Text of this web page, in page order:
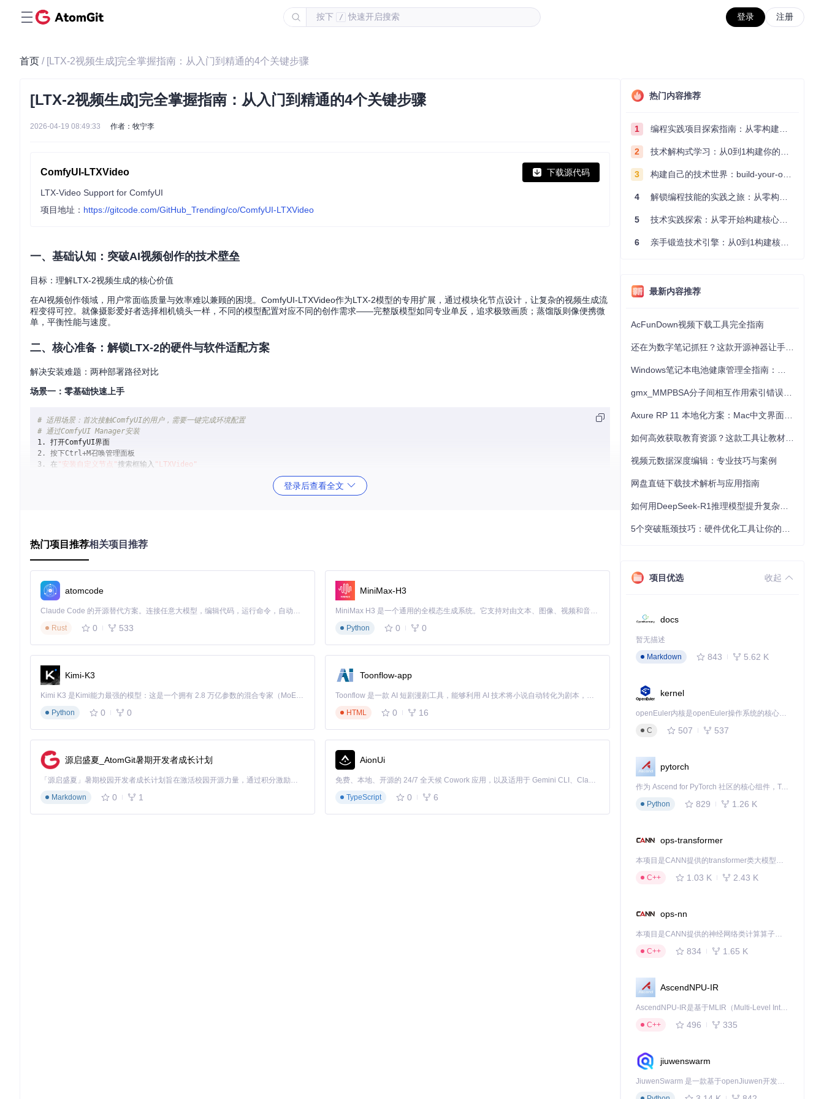
按下 / 快速开启搜索 登录 注册
首页 / [LTX-2视频生成]完全掌握指南：从入门到精通的4个关键步骤
[LTX-2视频生成]完全掌握指南：从入门到精通的4个关键步骤
2026-04-19 08:49:33 作者：牧宁李
ComfyUI-LTXVideo 下载源代码
LTX-Video Support for ComfyUI
项目地址： https://gitcode.com/GitHub_Trending/co/ComfyUI-LTXVideo
一、基础认知：突破AI视频创作的技术壁垒
目标：理解LTX-2视频生成的核心价值
在AI视频创作领域，用户常面临质量与效率难以兼顾的困境。ComfyUI-LTXVideo作为LTX-2模型的专用扩展，通过模块化节点设计，让复杂的视频生成流
程变得可控。就像摄影爱好者选择相机镜头一样，不同的模型配置对应不同的创作需求——完整版模型如同专业单反，追求极致画质；蒸馏版则像便携微
单，平衡性能与速度。
二、核心准备：解锁LTX-2的硬件与软件适配方案
解决安装难题：两种部署路径对比
场景一：零基础快速上手
# 适用场景：首次接触ComfyUI的用户，需要一键完成环境配置
# 通过ComfyUI Manager安装
1. 打开ComfyUI界面
2. 按下Ctrl+M召唤管理面板
3. 在 "安装自定义节点"搜索框输入 "LTXVideo"
git clone
配置选择器：硬件适配方案对比
设备类型
推荐模型 关键参数
显存要求
高端配置
ltx-2-19b-dev.safetensors
中端配置
ltx-2-19b-distilled.safetensors 1080P分辨率，24fps
24-32GB
入门配置
ltx-2-19b-dev-fp8.safetensors
模型文件部署指南
将下载的模型文件按以下结构存放：
LoRA文件 → ComfyUI/models/loras/
编码器文件 → ComfyUI-LTXVideo/gemma_configs/
三、场景应用：掌握三大核心视频创作流程
文本到视频：从创意到动态影像的转化
使用example_workflows目录下的"LTX-2_T2V_Full_wLora.json"工作流，只需三步即可实现：
调整采样步数至50（平衡质量与速度）
登录后查看全文
热门项目推荐相关项目推荐
atomcode
Claude Code 的开源替代方案。连接任意大模型，编辑代码，运行命令，自动验证 — 全自动执行。用 Rust 构建，极致性能。 ｜ An open-source alternative to Claude Code. Connect any LLM, edit code, run commands, and verify changes — autonomously. Built in Rust for speed. Get Started
Rust
0 533
MiniMax-H3
MiniMax H3 是一个通用的全模态生成系统。它支持对由文本、图像、视频和音频组成的多模态上下文进行统一理解，并能生成分辨率高达 2K、时长可达 15 秒的带原生立体声音频的视频。得益于面向任务泛化的系统设计，H3 在预训练阶段就已具备广泛的多模态上下文理解与生成能力，能够出色地执行复杂的多模态指令。
Python
0 0
Kimi-K3
Kimi K3 是Kimi能力最强的模型：这是一个拥有 2.8 万亿参数的混合专家（MoE）模型，具备原生视觉理解能力，并支持 100 万 token 的上下文窗口。
Python
0 0
Toonflow-app
Toonflow 是一款 AI 短剧漫剧工具，能够利用 AI 技术将小说自动转化为剧本，并结合 AI 生成的图片和视频，实现高效的短剧创作。借助 Toonflow，可以轻松完成从文字到影像的全流程，让短剧制作变得更加智能与便捷。
HTML
0 16
源启盛夏_AtomGit暑期开发者成长计划
「源启盛夏」暑期校园开发者成长计划旨在激活校园开源力量，通过积分激励、认证扶持、资源倾斜等形式，引导高校组织和开发者完成「入驻 — 建项目 — 做贡献 — 获认证 — 得资源」的完整闭环。无论你是想带领社团入驻平台的组织者，还是希望用代码贡献证明自己的开发者，都能在这里找到属于你的成长路径。
Markdown
0 1
AionUi
免费、本地、开源的 24/7 全天候 Cowork 应用，以及适用于 Gemini CLI、Claude Code、Codex、OpenCode、Qwen Code、Goose CLI、Auggie 等的 OpenClaw | 🌟 喜欢就点star吧
TypeScript
0 6
热门内容推荐
1 编程实践项目探索指南：从零构建技术能力体系
2 技术解构式学习：从0到1构建你的编程知识体系
3 构建自己的技术世界：build-your-own-x项目的实践探索指南
4 解锁编程技能的实践之旅：从零构建你的技术世界
5 技术实践探索：从零开始构建核心系统的实践指南
6 亲手锻造技术引擎：从0到1构建核心系统的实践指南
最新内容推荐
AcFunDown视频下载工具完全指南
视频元数据深度编辑：专业技巧与案例
网盘直链下载技术解析与应用指南
项目优选 收起
docs
暂无描述
Markdown
843 5.62 K
kernel
openEuler内核是openEuler操作系统的核心，既是系统性能与稳定性的基石，也是连接处理器、设备与服务的桥梁。
C
507 537
pytorch
作为 Ascend for PyTorch 社区的核心组件，TorchNPU 是昇腾专为 PyTorch 打造的深度学习适配插件，使 PyTorch 框架能够直接调用昇腾 NPU，为开发者提供昇腾 AI 处理器的超强算力。
Python
829 1.26 K
ops-transformer
本项目是CANN提供的transformer类大模型算子库，实现网络在NPU上加速计算。
C++
1.03 K 2.43 K
ops-nn
本项目是CANN提供的神经网络类计算算子库，实现网络在NPU上加速计算。
C++
834 1.65 K
AscendNPU-IR
AscendNPU-IR是基于MLIR（Multi-Level Intermediate Representation）构建的，面向昇腾亲和算子编译时使用的中间表示，提供昇腾完备表达能力，通过编译优化提升昇腾AI处理器计算效率，支持通过生态框架使能昇腾AI处理器与深度调优
C++
496 335
jiuwenswarm
JiuwenSwarm 是一款基于openJiuwen开发的智能AI Agent，它能够将大语言模型的强大能力，通过你日常使用的各类通讯应用，直接延伸至你的指尖。